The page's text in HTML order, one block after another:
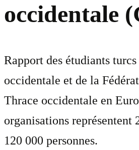
occidentale
Rapport des étudiants
occidentale et de la
Thrace occidentale en
organisations représentent
120 000 personnes.